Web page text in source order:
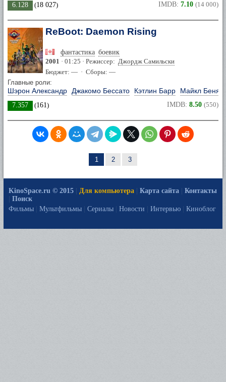
6.128 (18 027) IMDB: 7.10 (14 000)
ReBoot: Daemon Rising
фантастика боевик
2001 · 01:25 · Режиссер: Джордж Самильски
Бюджет: — · Сборы: —
Главные роли:
Шэрон Александр Джакомо Бессато Кэтлин Барр Майкл
7.357 (161) IMDB: 8.50 (550)
1 2 3
KinoSpace.ru © 2015 Для компьютера Карта сайта
Контакты
Поиск
Фильмы
Мультфильмы Сериалы Новости Интервью Киноблог